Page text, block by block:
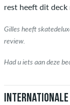
rest heeft dit deck
Gilles heeft
review.
Had u iets aan deze
Internationale